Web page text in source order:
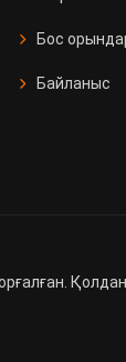
Бос
Байланыс